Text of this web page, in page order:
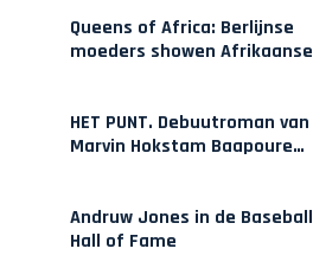
Queens of Africa: Berlijnse
moeders showen Afrikaanse
HET PUNT. Debuutroman van
Marvin Hokstam Baapoure
Andruw Jones in de Baseball
Hall of Fame